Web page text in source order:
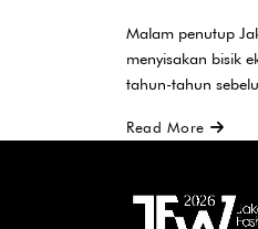
Malam penutup
menyisakan bisik
tahun-tahun
Read More